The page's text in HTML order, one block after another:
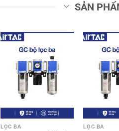
SẢN
LỌC BA LỌC BA